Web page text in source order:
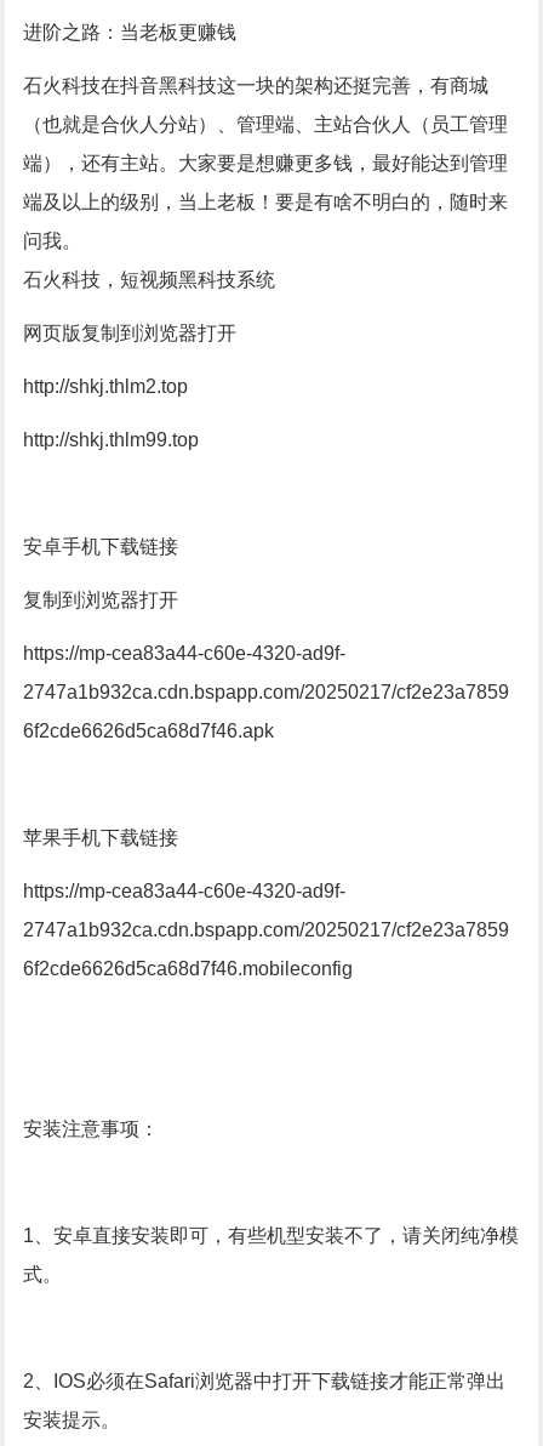
进阶之路：当老板更赚钱
石火科技在抖音黑科技这一块的架构还挺完善，有商城
（也就是合伙人分站）、管理端、主站合伙人（员工管理
端），还有主站。大家要是想赚更多钱，最好能达到管理
端及以上的级别，当上老板！要是有啥不明白的，随时来
问我。
石火科技，短视频黑科技系统
网页版复制到浏览器打开
http://shkj.thlm2.top
http://shkj.thlm99.top
安卓手机下载链接
复制到浏览器打开
https://mp-cea83a44-c60e-4320-ad9f-
2747a1b932ca.cdn.bspapp.com/20250217/cf2e23a7859
6f2cde6626d5ca68d7f46.apk
苹果手机下载链接
https://mp-cea83a44-c60e-4320-ad9f-
2747a1b932ca.cdn.bspapp.com/20250217/cf2e23a7859
6f2cde6626d5ca68d7f46.mobileconfig
安装注意事项：
1 、安卓直接安装即可，有些机型安装不了，请关闭纯净模
式。
2 IOS必须在Safari浏览器中打开下载链接才能正常弹出
安装提示。